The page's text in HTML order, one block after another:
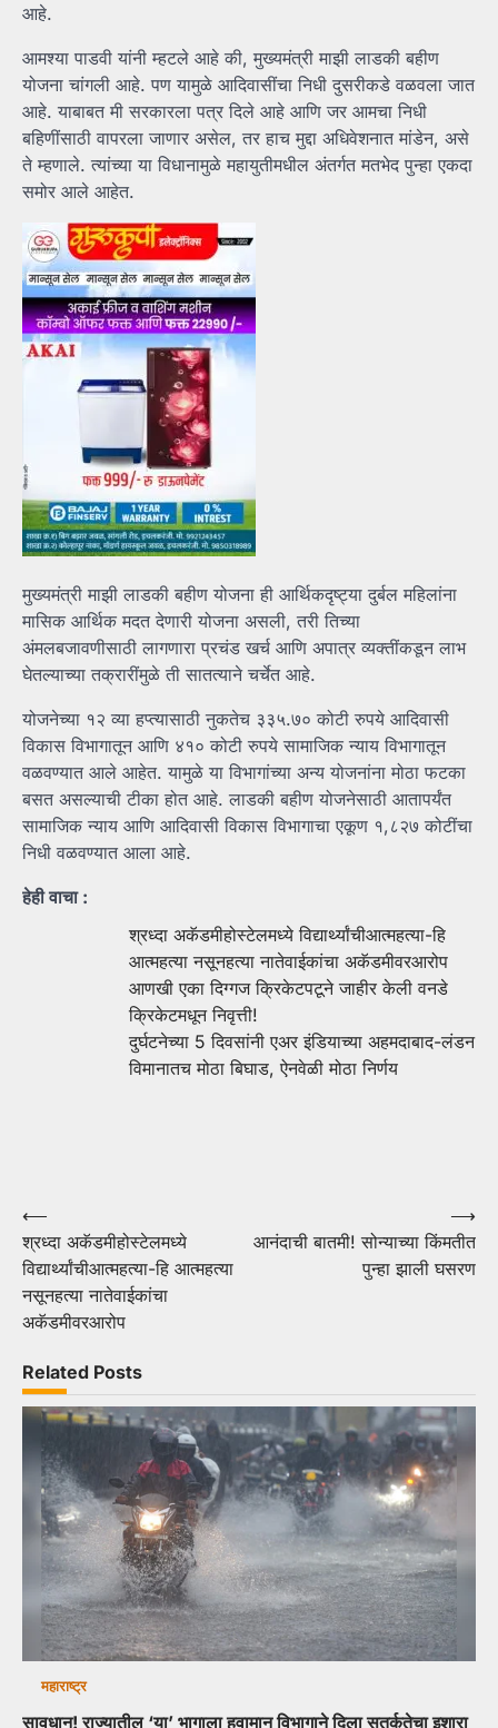
आहे.
आमश्या पाडवी यांनी म्हटले आहे की, मुख्यमंत्री माझी लाडकी बहीण
योजना चांगली आहे. पण यामुळे आदिवासींचा निधी दुसरीकडे वळवला जात
आहे. याबाबत मी सरकारला पत्र दिले आहे आणि जर आमचा निधी
बहिणींसाठी वापरला जाणार असेल, तर हाच मुद्दा अधिवेशनात मांडेन, असे
ते म्हणाले. त्यांच्या या विधानामुळे महायुतीमधील अंतर्गत मतभेद पुन्हा एकदा
समोर आले आहेत.
मुख्यमंत्री माझी लाडकी बहीण योजना ही आर्थिकदृष्ट्या दुर्बल महिलांना
मासिक आर्थिक मदत देणारी योजना असली, तरी तिच्या
अंमलबजावणीसाठी लागणारा प्रचंड खर्च आणि अपात्र व्यक्तींकडून लाभ
घेतल्याच्या तक्रारींमुळे ती सातत्याने चर्चेत आहे.
योजनेच्या १२ व्या हप्त्यासाठी नुकतेच ३३५.७० कोटी रुपये आदिवासी
विकास विभागातून आणि ४१० कोटी रुपये सामाजिक न्याय विभागातून
वळवण्यात आले आहेत. यामुळे या विभागांच्या अन्य योजनांना मोठा फटका
बसत असल्याची टीका होत आहे. लाडकी बहीण योजनेसाठी आतापर्यंत
सामाजिक न्याय आणि आदिवासी विकास विभागाचा एकूण १,८२७ कोटींचा
निधी वळवण्यात आला आहे.
हेही वाचा :
श्रध्दा अकॅडमीहोस्टेलमध्ये विद्यार्थ्यांचीआत्महत्या-हि
आत्महत्या नसूनहत्या नातेवाईकांचा अकॅडमीवरआरोप
आणखी एका दिग्गज क्रिकेटपटूने जाहीर केली वनडे
क्रिकेटमधून निवृत्ती!
दुर्घटनेच्या 5 दिवसांनी एअर इंडियाच्या अहमदाबाद-लंडन
विमानातच मोठा बिघाड, ऐनवेळी मोठा निर्णय
Post
navigation
⟵
श्रध्दा अकॅडमीहोस्टेलमध्ये
विद्यार्थ्यांचीआत्महत्या-हि आत्महत्या
नसूनहत्या नातेवाईकांचा
अकॅडमीवरआरोप
आनंदाची बातमी! सोन्याच्या किंमतीत
पुन्हा झाली घसरण
⟶
Related Posts
महाराष्ट्र
सावधान! राज्यातील ‘या’ भागाला हवामान विभागाने दिला सतर्कतेचा इशारा